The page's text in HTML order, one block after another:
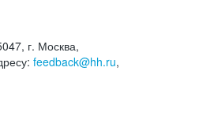
г. Москва,
feedback@hh.ru,